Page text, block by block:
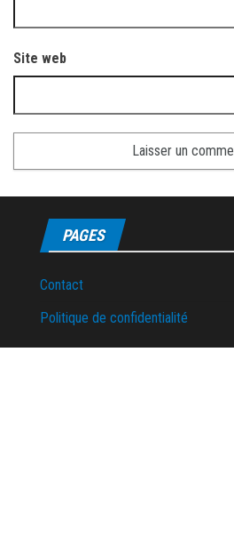
Site web
PAGES
Contact
Politique de confidentialité